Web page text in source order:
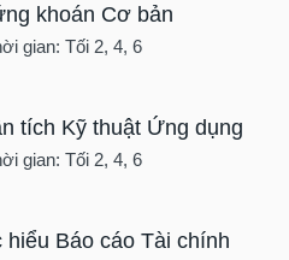
khoán Cơ bản
gian: Tối 2, 4, 6
tích Kỹ thuật Ứng dụng
gian: Tối 2, 4, 6
Báo cáo Tài chính